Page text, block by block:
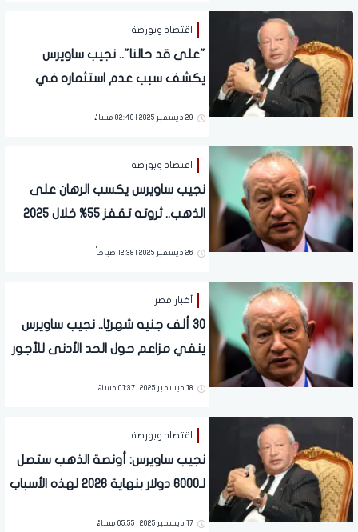
اقتصاد وبورصة
"على قد حالنا".. نجيب ساويرس
يكشف سبب عدم استثماره في
29 ديسمبر 2025 | 02:40 مساءً
اقتصاد وبورصة
نجيب ساويرس يكسب الرهان على
الذهب.. ثروته تقفز 55% خلال 2025
26 ديسمبر 2025 | 12:38 صباحاً
أخبار مصر
30 ألف جنيه شهريًا.. نجيب ساويرس
ينفي مزاعم حول الحد الأدنى للأجور
18 ديسمبر 2025 | 01:37 مساءً
اقتصاد وبورصة
نجيب ساويرس: أونصة الذهب ستصل
لـ6000 دولار بنهاية 2026 لهذه الأسباب
17 ديسمبر 2025 | 05:55 مساءً